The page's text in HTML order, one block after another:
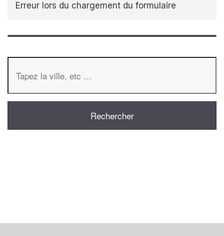
Erreur lors du chargement du formulaire